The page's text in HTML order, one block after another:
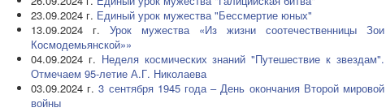
23.09.2024 г. Единый урок мужества "Бессмертие юных"
13.09.2024 г. Урок мужества «Из жизни соотечественницы Зои
Космодемьянской»»
04.09.2024 г. Неделя космических знаний "Путешествие к звездам".
Отмечаем 95-летие А.Г. Николаева
03.09.2024 г.3 сентября 1945 года – День окончания Второй мировой
войны